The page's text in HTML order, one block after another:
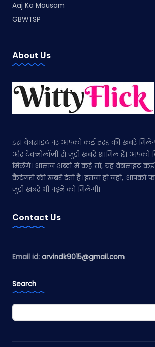
Aaj Ka Mausam
GBWTSP
About Us
इस वेबसाइट पर आपको कई तरह की खबरें
और टेक्नोलॉजी से जुड़ी खबरें शामिल हैं। आपको
मिलेंगे। आसान शब्दों में कहें तो, यह वेबसाइट
कैटेगरी की खबरें देती है। इतना ही नहीं,
जुड़ी खबरें भी पढ़ने को मिलेंगी।
Contact Us
Email id: arvindk9015@gmail.com
Search